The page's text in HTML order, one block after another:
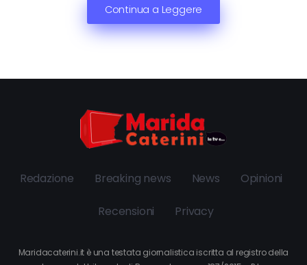
Continua a Leggere
Redazione Breaking news News Opinioni
Recensioni Privacy
Maridacaterini.it è una testata giornalistica iscritta al registro della